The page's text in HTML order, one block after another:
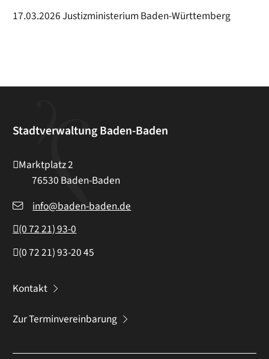
17.03.2026 Justizministerium Baden-Württemberg
Stadtverwaltung Baden-Baden
Marktplatz 2
76530 Baden-Baden
info@baden-baden.de
(07221) 93-0
(07221) 93-2045
Kontakt
Zur Terminvereinbarung